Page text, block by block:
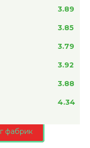
3.89
3.85
3.79
3.92
3.88
4.34
фабрик